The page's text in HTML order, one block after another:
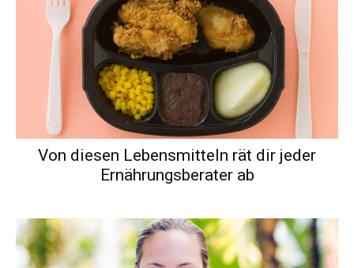
Von diesen Lebensmitteln rät dir jeder
Ernährungsberater ab